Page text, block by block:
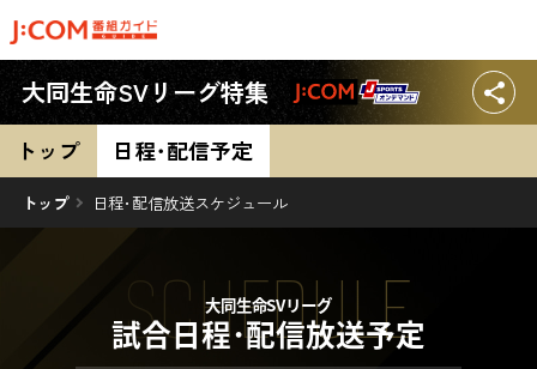
大同生命SVリーグ特集
トップ 日程･配信予定
トップ 日程･配信放送スケジュール
SCHEDULE
大同生命SVリーグ
試合日程･配信放送予定